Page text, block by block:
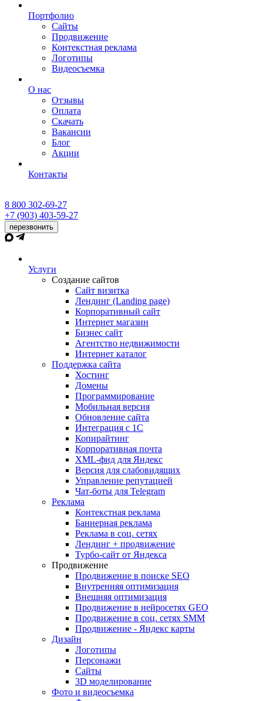
Портфолио
Сайты
Продвижение
Контекстная реклама
Логотипы
Видеосъемка
О нас
Отзывы
Оплата
Скачать
Вакансии
Блог
Акции
Контакты
8 800 302-69-27
+7 (903) 403-59-27
перезвонить
Услуги
Создание сайтов
Сайт визитка
Лендинг (Landing page)
Корпоративный сайт
Интернет магазин
Бизнес сайт
Агентство недвижимости
Интернет каталог
Поддержка сайта
Хостинг
Домены
Программирование
Мобильная версия
Обновление сайта
Интеграция с 1С
Копирайтинг
Корпоративная почта
XML-фид для Яндекс
Версия для слабовидящих
Управление репутацией
Чат-боты для Telegram
Реклама
Контекстная реклама
Баннерная реклама
Реклама в соц. сетях
Лендинг + продвижение
Турбо-сайт от Яндекса
Продвижение
Продвижение в поиске SEO
Внутренняя оптимизация
Внешняя оптимизация
Продвижение в нейросетях GEO
Продвижение в соц. сетях SMM
Продвижение - Яндекс карты
Дизайн
Логотипы
Персонажи
Сайты
3D моделирование
Фото и видеосъемка